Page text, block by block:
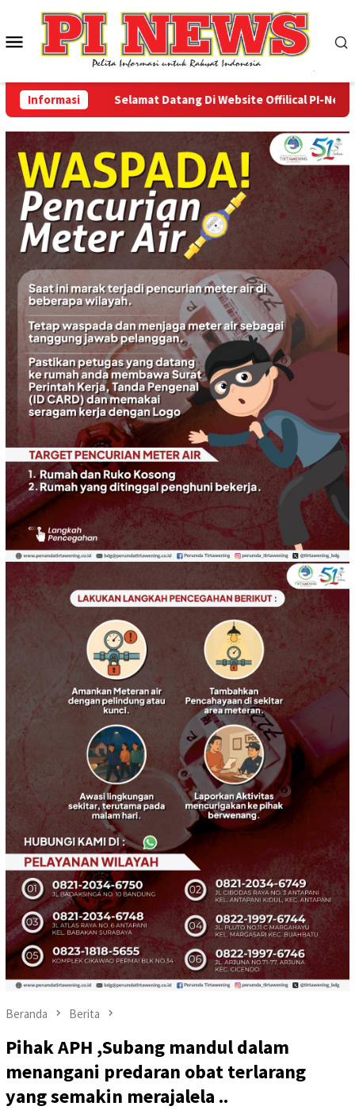
konten
Menu
Mobile
Informasi Selamat Datang Di Website Offilical PI-News
Beranda Berita
Pihak APH ,Subang mandul dalam
menangani predaran obat terlarang
yang semakin merajalela ..